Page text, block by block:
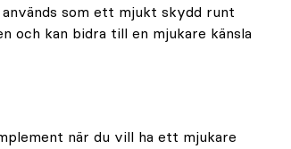
som ett mjukt skydd runt
och kan bidra till en mjukare känsla
när du vill ha ett mjukare